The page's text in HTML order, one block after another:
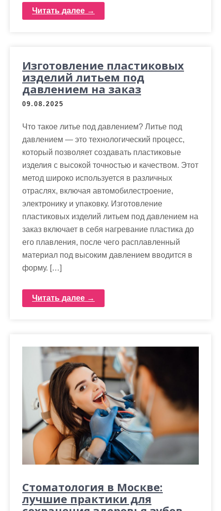
Читать далее →
Изготовление пластиковых
изделий литьем под
давлением на заказ
09.08.2025
Что такое литье под давлением? Литье под
давлением — это технологический процесс,
который позволяет создавать пластиковые
изделия с высокой точностью и качеством. Этот
метод широко используется в различных
отраслях, включая автомобилестроение,
электронику и упаковку. Изготовление
пластиковых изделий литьем под давлением на
заказ включает в себя нагревание пластика до
его плавления, после чего расплавленный
материал под высоким давлением вводится в
форму. […]
Читать далее →
Стоматология в Москве:
лучшие практики для